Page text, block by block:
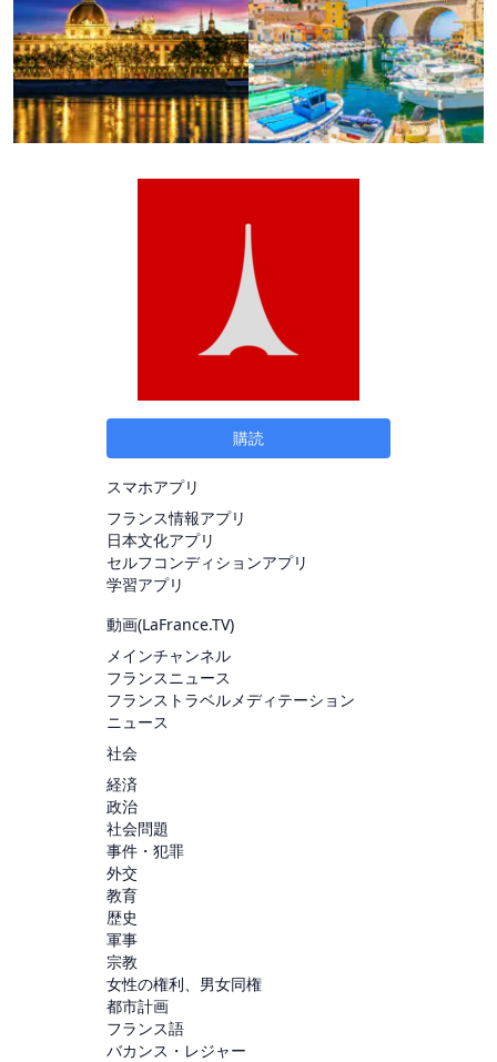
購読
スマホアプリ
フランス情報アプリ
日本文化アプリ
セルフコンディションアプリ
学習アプリ
動画(LaFrance.TV)
メインチャンネル
フランスニュース
フランストラベルメディテーション
ニュース
社会
経済
政治
社会問題
事件・犯罪
外交
教育
歴史
軍事
宗教
女性の権利、男女同権
都市計画
フランス語
バカンス・レジャー